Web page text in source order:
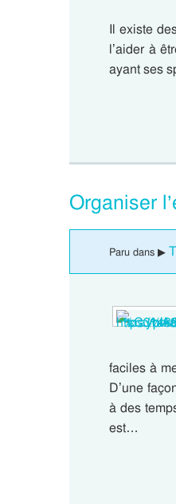
Il existe
l’aider à
ayant ses
Organiser
Paru dans ▶
faciles à
D’une
à des
est…